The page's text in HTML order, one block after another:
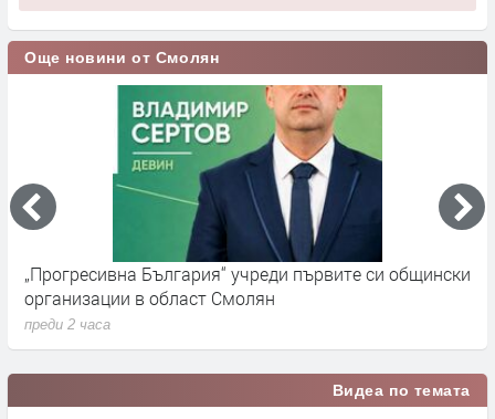
Още новини от Смолян
„Прогресивна България“ учреди първите си общински
организации в област Смолян
преди 2 часа
Видеа по темата